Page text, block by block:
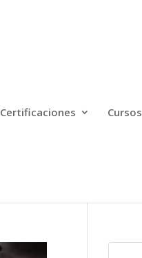
Certificaciones Cursos